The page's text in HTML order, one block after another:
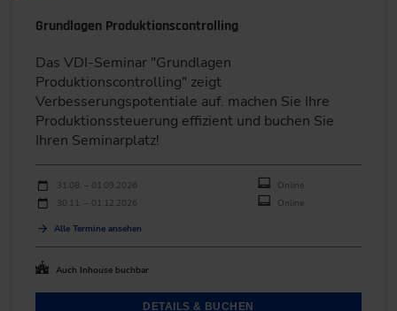
Grundlagen Produktionscontrolling
Das VDI-Seminar "Grundlagen
Produktionscontrolling" zeigt
Verbesserungspotentiale auf. machen Sie Ihre
Produktionssteuerung effizient und buchen Sie
Ihren Seminarplatz!
Durchführungen
Veranstaltungsdatum Veranstaltungsort
31.08. – 01.09.2026
Online
30.11. – 01.12.2026
Online
Alle Termine ansehen
Auch Inhouse buchbar
DETAILS & BUCHEN